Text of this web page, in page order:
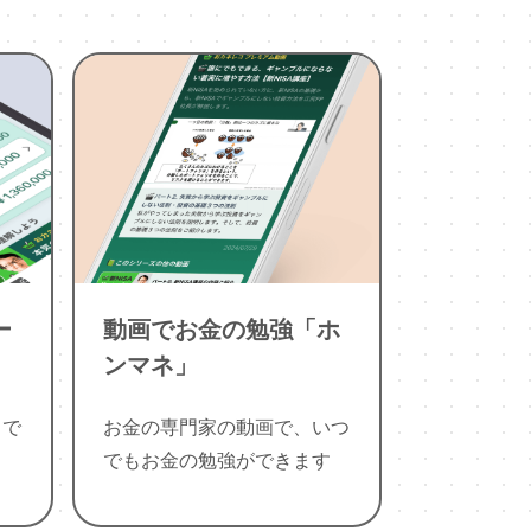
動画でお金の勉強「ホ
ンマネ」
お金の専門家の動画で、いつ
でもお金の勉強ができます